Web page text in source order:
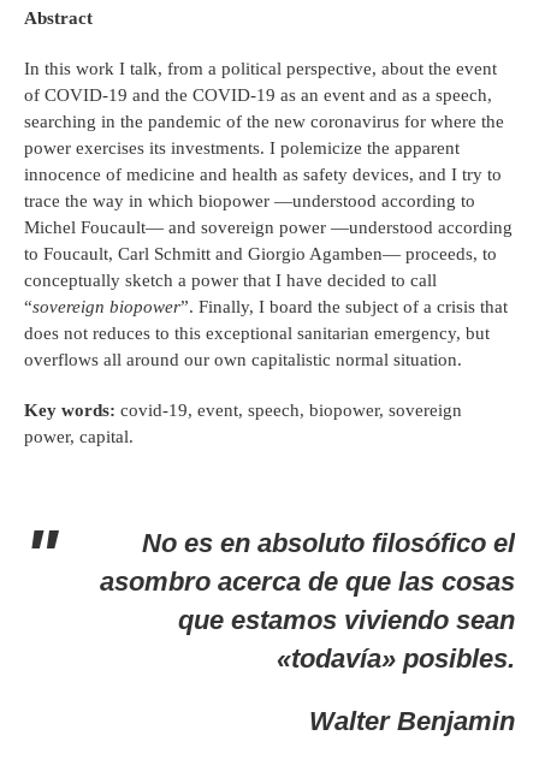
Abstract
In this work I talk, from a political perspective, about the event
of COVID-19 and the COVID-19 as an event and as a speech,
searching in the pandemic of the new coronavirus for where the
power exercises its investments. I polemicize the apparent
innocence of medicine and health as safety devices, and I try to
trace the way in which biopower —understood according to
Michel Foucault— and sovereign power —understood according
to Foucault, Carl Schmitt and Giorgio Agamben— proceeds, to
conceptually sketch a power that I have decided to call
“sovereign biopower”. Finally, I board the subject of a crisis that
does not reduces to this exceptional sanitarian emergency, but
overflows all around our own capitalistic normal situation.
Key words: covid-19, event, speech, biopower, sovereign
power, capital.
No es en absoluto filosófico el
asombro acerca de que las cosas
que estamos viviendo sean
«todavía» posibles.
Walter Benjamin